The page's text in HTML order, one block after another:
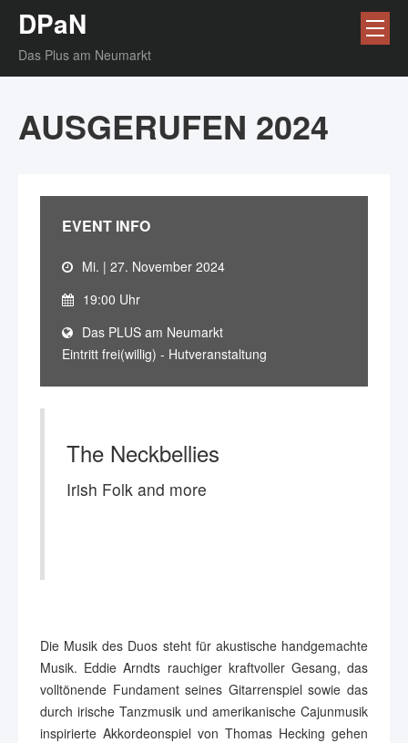
DPaN
Das Plus am Neumarkt
AUSGERUFEN 2024
EVENT INFO
Mi. | 27. November 2024
19:00 Uhr
Das PLUS am Neumarkt
Eintritt frei(willig) - Hutveranstaltung
The Neckbellies
Irish Folk and more
Die Musik des Duos steht für akustische handgemachte
Musik. Eddie Arndts rauchiger kraftvoller Gesang, das
volltönende Fundament seines Gitarrenspiel sowie das
durch irische Tanzmusik und amerikanische Cajunmusik
inspirierte Akkordeonspiel von Thomas Hecking gehen